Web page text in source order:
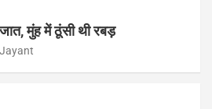
मुंह में ठूंसी थी रबड़